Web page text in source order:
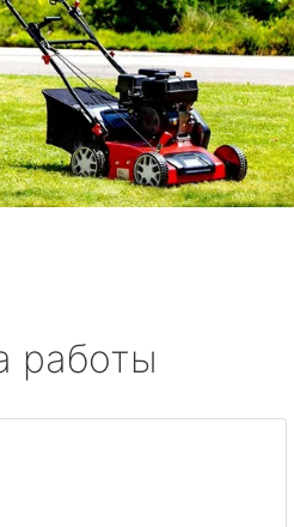
работы